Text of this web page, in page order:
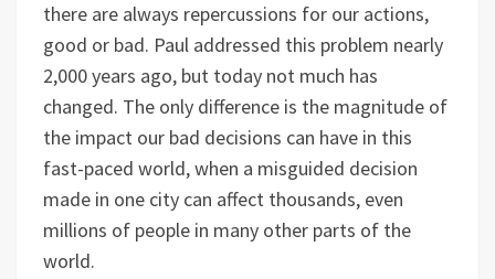
there are always repercussions for our actions,
good or bad. Paul addressed this problem nearly
2,000 years ago, but today not much has
changed. The only difference is the magnitude of
the impact our bad decisions can have in this
fast-paced world, when a misguided decision
made in one city can affect thousands, even
millions of people in many other parts of the
world.